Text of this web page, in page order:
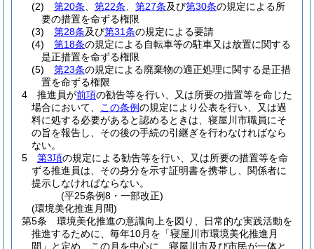
(2)
第20条 第22条 第27条及び第30条の規定による所
要の措置を命ずる権限
(3)
第28条及び第31条の規定による要請
(4)
第18条の規定による自転車等の駐車又は放置に関する
是正措置を命ずる権限
(5)
第23条の規定による廃棄物の適正処理に関する是正措
置を命ずる権限
4
推進員が前項の勧告等を行い、又は所要の措置等を命じた
場合において、
この条例の規定により公表を行い、又は過
料に処する必要があると認めるときは、寝屋川市職員にそ
の旨を報告し、その後の手続の引継ぎを行わなければなら
ない。
5
第3項の規定による勧告等を行い、又は所要の措置等を命
ずる推進員は、その身分を示す証明書を携帯し、関係者に
提示しなければならない。
(平25条例8・一部改正)
(環境美化推進月間)
第5条
環境美化推進の意識向上を図り、日常的な実践活動を
推進するために、毎年10月を「寝屋川市環境美化推進月
間」と定め、この月を中心に、寝屋川市及び市民が一体と